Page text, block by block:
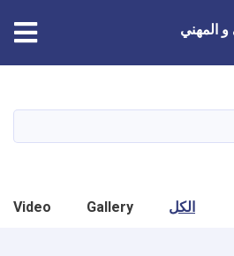
الرئيسي
و المهني
الكل Gallery
Video